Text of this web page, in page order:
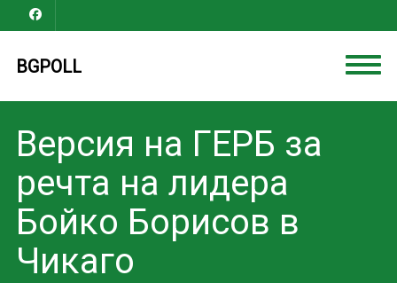
BGPOLL
Версия на ГЕРБ за
речта на лидера
Бойко Борисов в
Чикаго